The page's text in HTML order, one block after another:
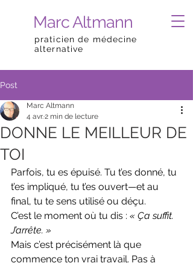
Marc Altmann
praticien de médecine
alternative
Post
DONNE LE MEILLEUR DE
TOI
Marc Altmann
4 avr.2 min de lecture
Parfois, tu es épuisé. Tu t’es donné, tu
t’es impliqué, tu t’es ouvert—et au
final, tu te sens utilisé ou déçu.
C’est le moment où tu dis : « Ça suffit.
J’arrête. »
Mais c’est précisément là que
commence ton vrai travail. Pas à